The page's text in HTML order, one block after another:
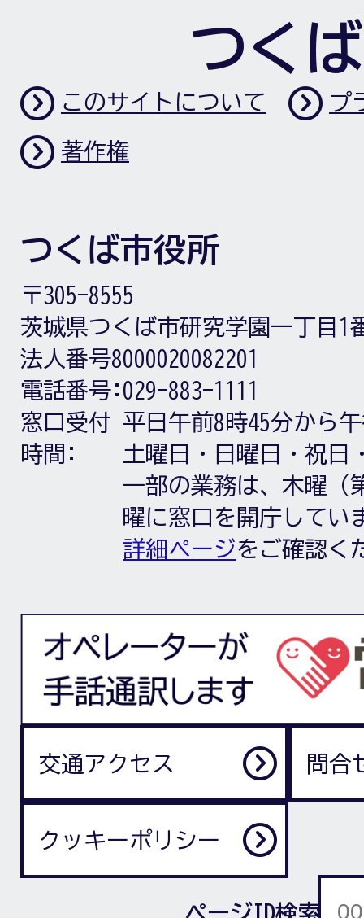
つく
このサイトについて プ
著作権
つくば市役所
〒305-8555
茨城県つくば市研究学園一丁目1
法人番号8000020082201
電話番号: 029-883-1111
窓口受付
時間:
平日午前8時45分から
土曜日・日曜日・祝日
一部の業務は、木曜（
曜に窓口を開庁してい
詳細ページをご確認く
交通アクセス 問合
クッキーポリシー
ページID検索